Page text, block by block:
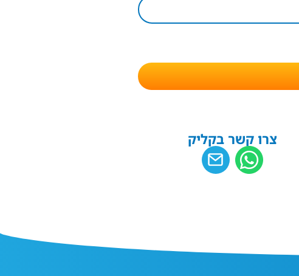
צרו קשר בקליק